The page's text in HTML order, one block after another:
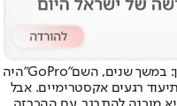
במשך שנים, השם"GoPro"
היה
רגעים אקסטרימיים. אבל